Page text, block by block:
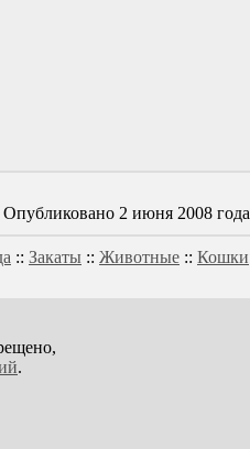
Опубликовано 2 июня 2008 года
:: Закаты :: Животные :: Кошки
.